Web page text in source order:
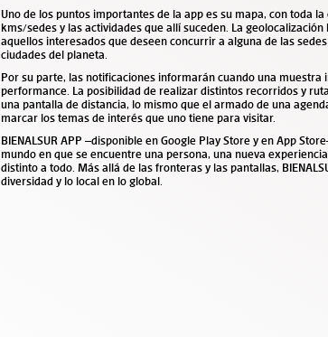
Uno de los puntos importantes de la app es su mapa, con toda la
kms/sedes y las actividades que allí suceden. La
aquellos interesados que deseen concurrir a alguna de las
ciudades del planeta.
Por su parte, las notificaciones informarán cuando una muestra
performance. La posibilidad de realizar distintos recorridos y
una pantalla de distancia, lo mismo que el armado de una
marcar los temas de interés que uno tiene para visitar.
BIENALSUR APP –disponible enGoogle Play Store y enApp Store
mundo en que se encuentre una persona, una nueva
distinto a todo. Más allá de las fronteras y las pantallas,
diversidad y lo local en lo global.